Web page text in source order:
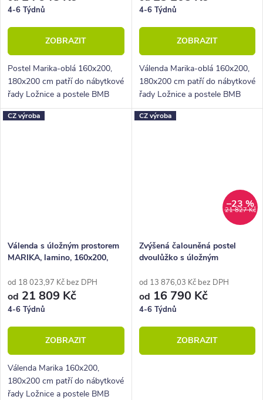
4-6 Týdnů
ZOBRAZIT
Postel Marika-oblá 160x200,
180x200 cm patří do nábytkové
řady Ložnice a postele BMB
line, která nabízí postele a
příslušenství z kvalitního
4-6 Týdnů
ZOBRAZIT
Válenda Marika-oblá 160x200,
180x200 cm patří do nábytkové
řady Ložnice a postele BMB
line, která nabízí postele a
příslušenství z kvalitního
CZ výroba
Válenda s úložným prostorem
MARIKA, lamino, 160x200,
od 18 023,97 Kč bez DPH
od 21 809 Kč
4-6 Týdnů
ZOBRAZIT
Válenda Marika 160x200,
180x200 cm patří do nábytkové
řady Ložnice a postele BMB
CZ výroba
21 827 Kč
–23 %
Zvýšená čalouněná postel
dvoulůžko s úložným
od 13 876,03 Kč bez DPH
od 16 790 Kč
4-6 Týdnů
ZOBRAZIT